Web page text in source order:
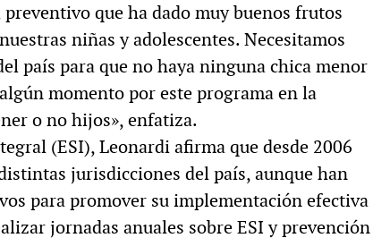
que ha dado muy buenos frutos
niñas y adolescentes. Necesitamos
país para que no haya ninguna chica menor
momento por este programa en la
o no hijos», enfatiza.
(ESI), Leonardi afirma que desde 2006
jurisdicciones del país, aunque han
para promover su implementación efectiva
jornadas anuales sobre ESI y prevención